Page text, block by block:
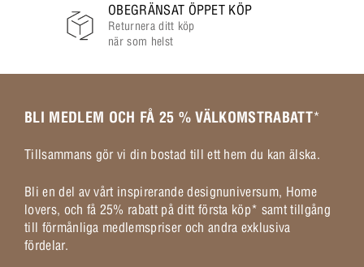
OBEGRÄNSAT ÖPPET KÖP
Returnera ditt köp
när som helst
BLI MEDLEM OCH FÅ 25 % VÄLKOMSTRABATT*
Tillsammans gör vi din bostad till ett hem du kan älska.
Bli en del av vårt inspirerande designuniversum, Home
lovers, och få 25% rabatt på ditt första köp* samt tillgång
till förmånliga medlemspriser och andra exklusiva
fördelar.